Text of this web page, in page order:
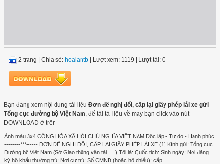
2 trang |Chia sẻ: hoaiantb | Lượt xem: 1119 | Lượt tải: 0
Bạn đang xem nội dung tài liệuĐơn đề nghị đổi, cấp lại giấy phép lái xe gửi
Tổng cục đường bộ Việt Nam, để tải tài liệu về máy bạn click vào nút
DOWNLOAD ở trên
Ảnh màu 3x4 CỘNG HÒA XÃ HỘI CHỦ NGHĨA VIỆT NAM Độc lập - Tự do - Hạnh phúc
--------***------ ĐƠN ĐỀ NGHỊ ĐỔI, CẤP LẠI GIẤY PHÉP LÁI XE (1) Kính gửi: Tổng cục
Đường bộ Việt Nam (Sở Giao thông vận tải......) Tôi là: Quốc tịch: Sinh ngày: Nơi đăng
ký hộ khẩu thường trú: Nơi cư trú: Số CMND (hoặc hộ chiếu): cấp